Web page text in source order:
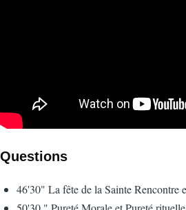
Questions
46'30" La fête de la Sainte Rencontre